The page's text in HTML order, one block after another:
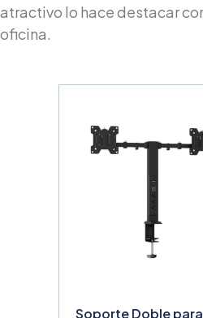
atractivo lo hace destacar
oficina.
Soporte Doble para